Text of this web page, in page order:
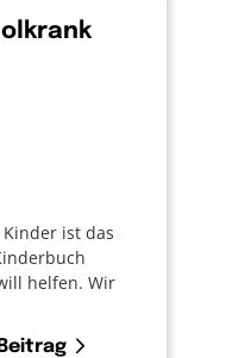
ist das
helfen. Wir